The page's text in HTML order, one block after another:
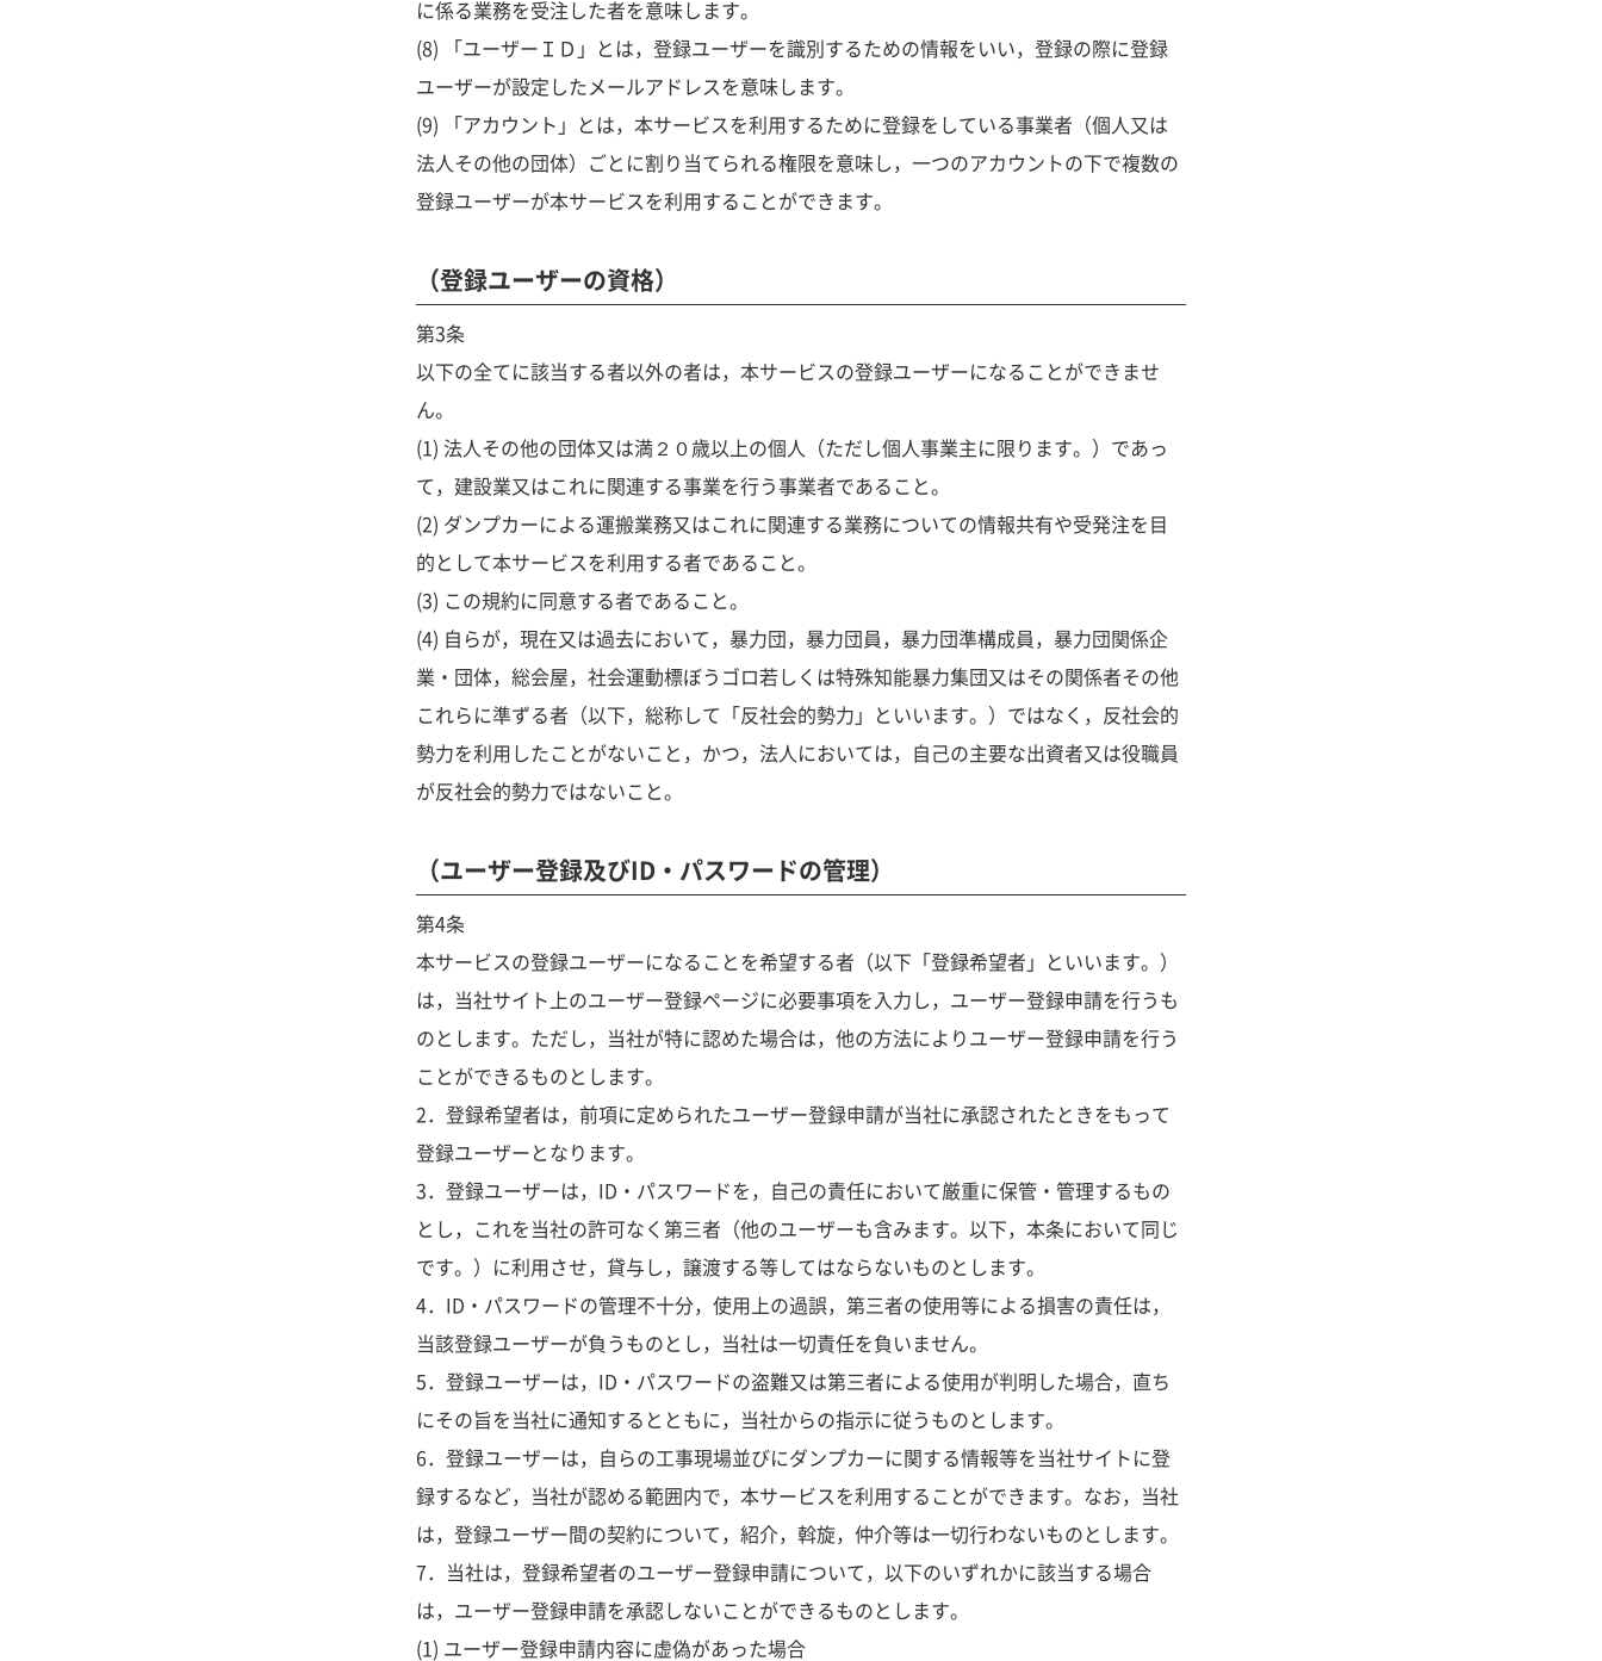
に係る業務を受注した者を意味します。
(8) 「ユーザーＩＤ」とは，登録ユーザーを識別するための情報をいい，登録の際に登録
ユーザーが設定したメールアドレスを意味します。
(9) 「アカウント」とは，本サービスを利用するために登録をしている事業者（個人又は
法人その他の団体）ごとに割り当てられる権限を意味し，一つのアカウントの下で複数の
登録ユーザーが本サービスを利用することができます。
（登録ユーザーの資格）
第3条
以下の全てに該当する者以外の者は，本サービスの登録ユーザーになることができませ
ん。
(1) 法人その他の団体又は満２０歳以上の個人（ただし個人事業主に限ります。）であっ
て，建設業又はこれに関連する事業を行う事業者であること。
(2) ダンプカーによる運搬業務又はこれに関連する業務についての情報共有や受発注を目
的として本サービスを利用する者であること。
(3) この規約に同意する者であること。
(4) 自らが，現在又は過去において，暴力団，暴力団員，暴力団準構成員，暴力団関係企
業・団体，総会屋，社会運動標ぼうゴロ若しくは特殊知能暴力集団又はその関係者その他
これらに準ずる者（以下，総称して「反社会的勢力」といいます。）ではなく，反社会的
勢力を利用したことがないこと，かつ，法人においては，自己の主要な出資者又は役職員
が反社会的勢力ではないこと。
（ユーザー登録及びID・パスワードの管理）
第4条
本サービスの登録ユーザーになることを希望する者（以下「登録希望者」といいます。）
は，当社サイト上のユーザー登録ページに必要事項を入力し，ユーザー登録申請を行うも
のとします。ただし，当社が特に認めた場合は，他の方法によりユーザー登録申請を行う
ことができるものとします。
2．登録希望者は，前項に定められたユーザー登録申請が当社に承認されたときをもって
登録ユーザーとなります。
3．登録ユーザーは，ID・パスワードを，自己の責任において厳重に保管・管理するもの
とし，これを当社の許可なく第三者（他のユーザーも含みます。以下，本条において同じ
です。）に利用させ，貸与し，譲渡する等してはならないものとします。
4．ID・パスワードの管理不十分，使用上の過誤，第三者の使用等による損害の責任は，
当該登録ユーザーが負うものとし，当社は一切責任を負いません。
5．登録ユーザーは，ID・パスワードの盗難又は第三者による使用が判明した場合，直ち
にその旨を当社に通知するとともに，当社からの指示に従うものとします。
6．登録ユーザーは，自らの工事現場並びにダンプカーに関する情報等を当社サイトに登
録するなど，当社が認める範囲内で，本サービスを利用することができます。なお，当社
は，登録ユーザー間の契約について，紹介，斡旋，仲介等は一切行わないものとします。
7．当社は，登録希望者のユーザー登録申請について，以下のいずれかに該当する場合
は，ユーザー登録申請を承認しないことができるものとします。
(1) ユーザー登録申請内容に虚偽があった場合